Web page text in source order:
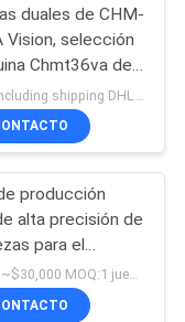
duales de CHM-
Vision, selección
Chmt36va de
control de la PC
producción
alta precisión de
para el
eficiente de$24,000~$30,000 MOQ:1 juego